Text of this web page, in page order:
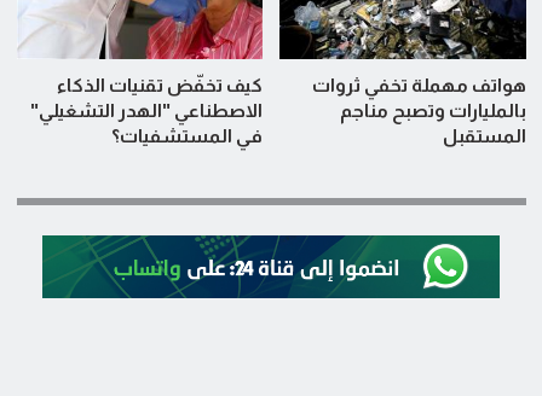
هواتف مهملة تخفي ثروات
بالمليارات وتصبح مناجم
المستقبل
كيف تخفّض تقنيات الذكاء
الاصطناعي "الهدر التشغيلي"
في المستشفيات؟